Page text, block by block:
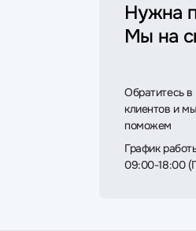
Нужна
Мы на
Обратитесь
клиентов и
поможем
График
09:00-18:00